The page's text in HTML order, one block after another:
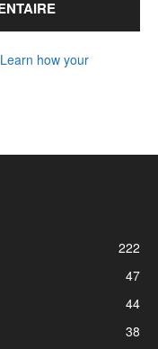
Learn how your
222
47
44
38